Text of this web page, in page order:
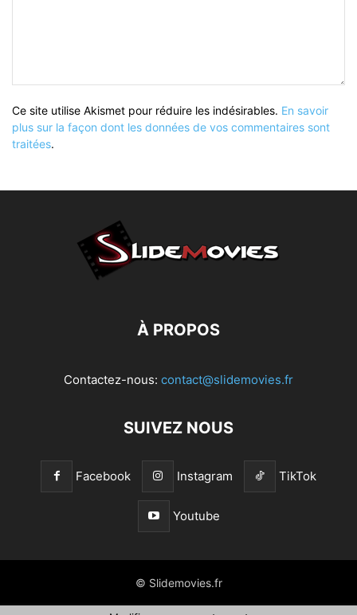
Ce site utilise Akismet pour réduire les indésirables. En savoir
plus sur la façon dont les données de vos commentaires sont
traitées.
À PROPOS
Contactez-nous: contact@slidemovies.fr
SUIVEZ NOUS
Facebook Instagram TikTok
Youtube
© Slidemovies.fr